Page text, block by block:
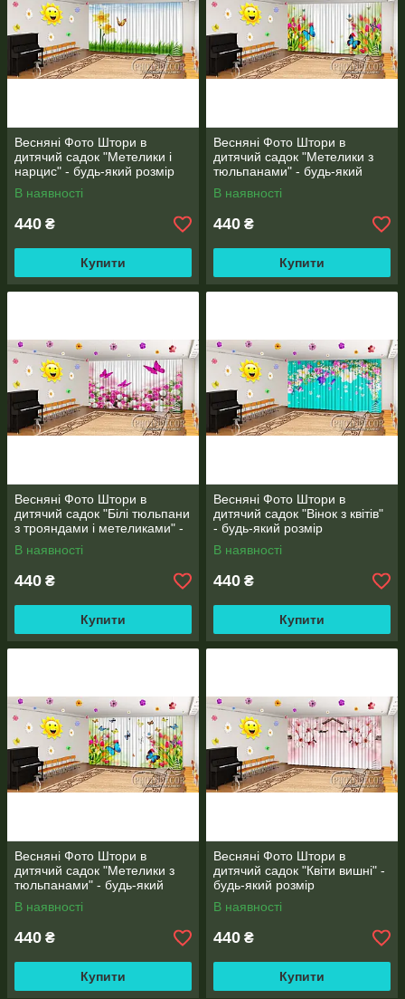
РОБОТИ, ЯКІ НАДСИЛАЮТЬ НАМ НАШІ КЛІЄНТИ
ТКАНИНИ ДЛЯ ФОТО ШТОР, ТЮЛЯ, ШТОРОК У ВАННУ,
ПОКРИВАЛ
ІНФОРМАЦІЯ ПРО ТКАНИНИ
КРІПЛЕННЯ ДЛЯ ФОТО ШТОР
ІНФОРМАЦІЯ ПРО КРІПЛЕННЯ
(ВАТСАП) (067)737-20-13 або на електронну адресу
3d.photodecor@gmail.com
В коментарях вкажіть розміри і всі побажання. Вам
обов'язково зателефонують!
налаштувань монітора або екрана телефону, планшета
(яскравість, контраст, насиченість), а також освітлення.
Весняні Фото Штори в
дитячий садок "Метелики і
нарцис" - будь-який розмір
В наявності
440 ₴
Купити
Весняні Фото Штори в
дитячий садок "Метелики з
тюльпанами" - будь-який
розмір
В наявності
440 ₴
Купити
Весняні Фото Штори в
дитячий садок "Білі тюльпани
з трояндами і метеликами" -
будь-який розмір
В наявності
440 ₴
Купити
Весняні Фото Штори в
дитячий садок "Вінок з квітів"
- будь-який розмір
В наявності
440 ₴
Купити
Весняні Фото Штори в
дитячий садок "Метелики з
тюльпанами" - будь-який
розмір
В наявності
440 ₴
Купити
Весняні Фото Штори в
дитячий садок "Квіти вишні" -
будь-який розмір
В наявності
440 ₴
Купити